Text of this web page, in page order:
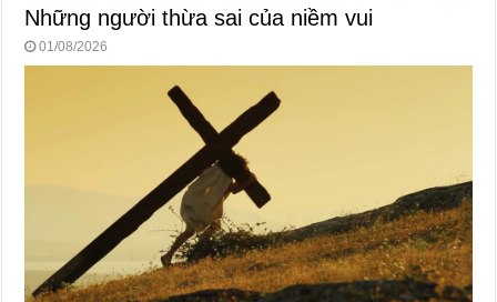
Những người thừa sai của niềm vui
01/08/2026